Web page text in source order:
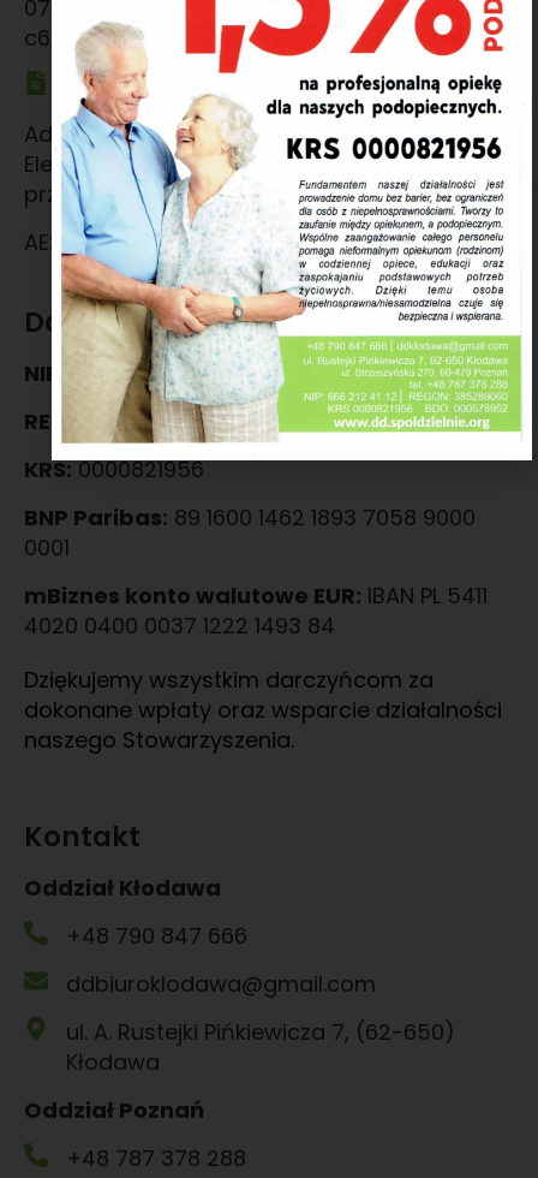
070596ca-40dd-467b-8e45-
c6b59c2abed9@ed.autenti.com
Adres BAE
Adres generowany z Bazy Adresów
Elektronicznych na żądanie użytkownika i
przypisany do skrzynki.
AE:PL-14631-28164-BRRIE-15
Dane firmowe
NIP: 666 212 41 12
REGON:
385289060
KRS:0000821956
BNP Paribas: 89 1600 1462 1893 7058 9000
0001
mBiznes konto walutowe EUR: IBAN PL 5411
4020 0400 0037 1222 1493 84
Dziękujemy wszystkim darczyńcom za
dokonane wpłaty oraz wsparcie działalności
naszego Stowarzyszenia.
Kontakt
Oddział Kłodawa
+48 790 847 666
ddbiuroklodawa@gmail.com
ul. A. Rustejki Pińkiewicza 7, (62-650)
Kłodawa
Oddział Poznań
+48 787 378 288